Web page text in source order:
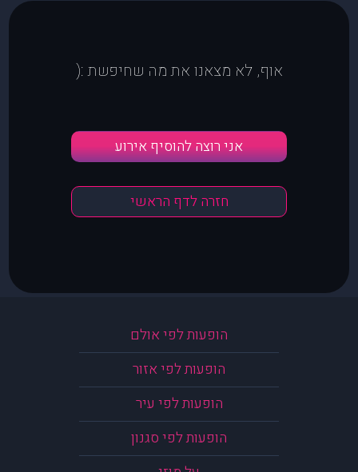
אוף, לא מצאנו את מה שחיפשת :(
אני רוצה להוסיף אירוע
חזרה לדף הראשי
הופעות לפי אולם
הופעות לפי אזור
הופעות לפי עיר
הופעות לפי סגנון